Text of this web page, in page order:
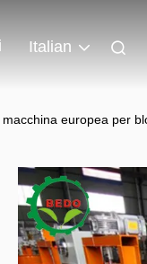
Italian
europea per